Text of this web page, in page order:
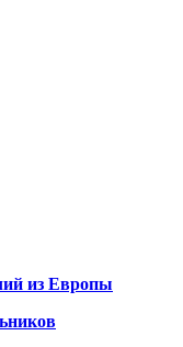
из Европы